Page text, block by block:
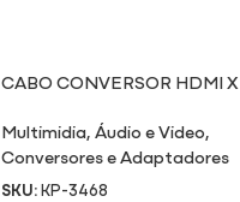
CABO CONVERSOR HDMI X
Multimidia,Áudio e Video,
Conversores e Adaptadores
SKU:KP-3468